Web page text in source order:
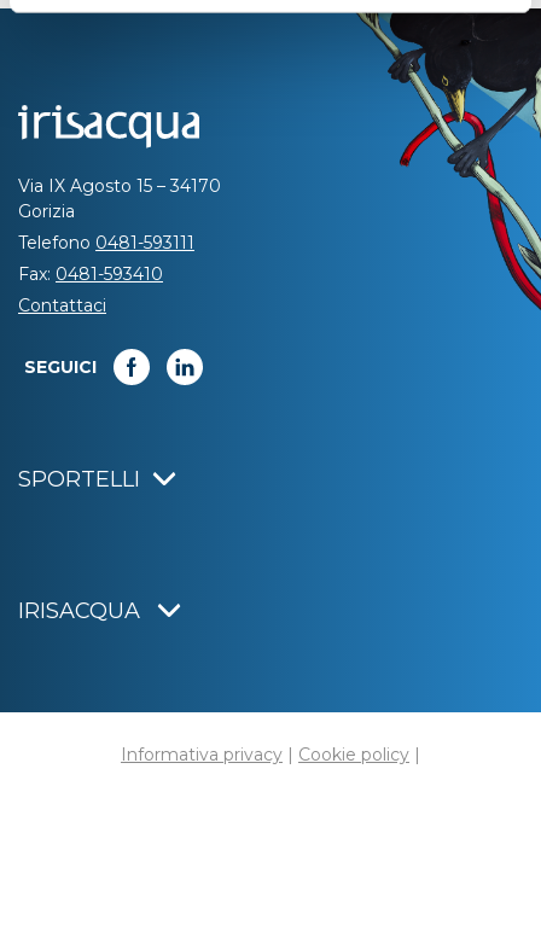
Via IX Agosto 15 – 34170
Gorizia
Telefono 0481-593111
Fax: 0481-593410
Contattaci
SEGUICI
SPORTELLI
IRISACQUA
Informativa privacy | Cookie policy |